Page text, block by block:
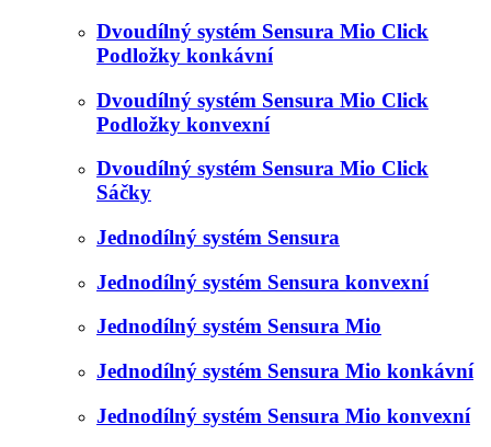
Dvoudílný systém Sensura Mio Click
Podložky konkávní
Dvoudílný systém Sensura Mio Click
Podložky konvexní
Dvoudílný systém Sensura Mio Click
Sáčky
Jednodílný systém Sensura
Jednodílný systém Sensura konvexní
Jednodílný systém Sensura Mio
Jednodílný systém Sensura Mio konkávní
Jednodílný systém Sensura Mio konvexní